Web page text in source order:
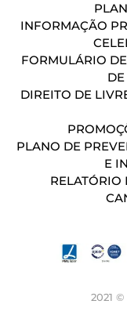
INFORMAÇÃO
FORMULÁRIO
DIREITO DE
PLANO DE
E
RELATÓRIO
2021 ©